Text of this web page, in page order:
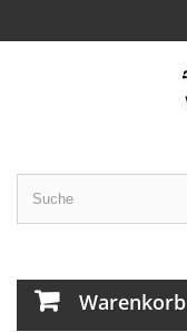
Warenkorb